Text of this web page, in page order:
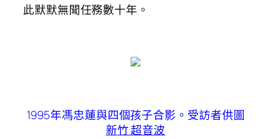
此默默無聞任務數十年。
1995年馮忠蓮與四個孩子合影。受訪者供圖
新竹 超音波